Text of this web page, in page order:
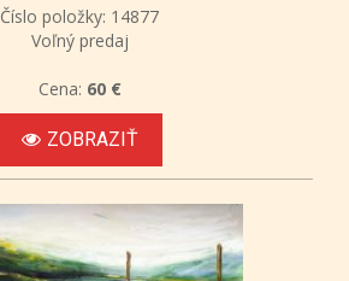
Číslo položky: 14877
Voľný predaj
Cena: 60 €
ZOBRAZIŤ